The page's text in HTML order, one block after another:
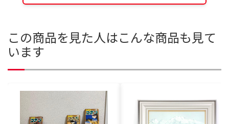
この商品を見た人はこんな商品も見て
います